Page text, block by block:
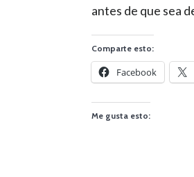
antes de que sea
Comparte esto:
Facebook
Me gusta esto: